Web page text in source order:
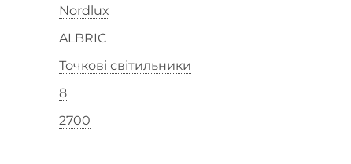
Nordlux
ALBRIC
Точкові світильники
8
2700